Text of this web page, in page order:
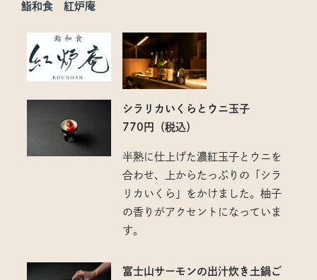
鮨和食 紅炉庵
シラリカいくらとウニ玉子
770円（税込）
半熟に仕上げた濃紅玉子とウニを
合わせ、上からたっぷりの「シラ
リカいくら」をかけました。柚子
の香りがアクセントになっていま
す。
富士山サーモンの出汁炊き土鍋ご